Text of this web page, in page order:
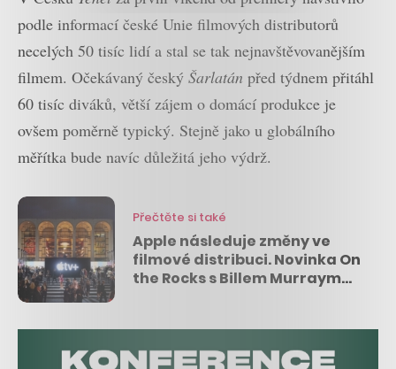
podle informací české Unie filmových distributorů
necelých 50 tisíc lidí a stal se tak nejnavštěvovanějším
filmem. Očekávaný český Šarlatán před týdnem přitáhl
60 tisíc diváků, větší zájem o domácí produkce je
ovšem poměrně typický. Stejně jako u globálního
měřítka bude navíc důležitá jeho výdrž.
Přečtěte si také
Apple následuje změny ve
filmové distribuci. Novinka On
the Rocks s Billem Murraym